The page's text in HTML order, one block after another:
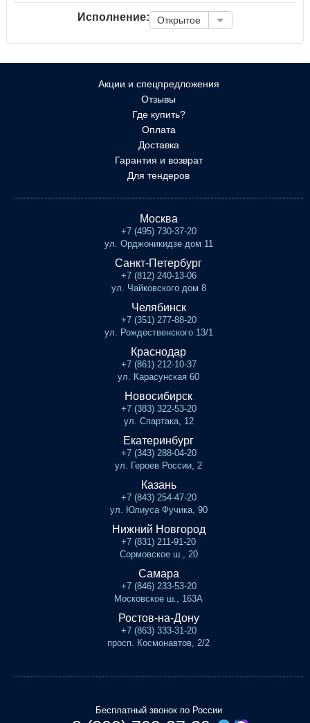
Исполнение: Открытое
Акции и спецпредложения
Отзывы
Где купить?
Оплата
Доставка
Гарантия и возврат
Для тендеров
Москва
+7 (495) 730-37-20
ул. Орджоникидзе дом 11
Санкт-Петербург
+7 (812) 240-13-06
ул. Чайковского дом 8
Челябинск
+7 (351) 277-88-20
ул. Рождественского 13/1
Краснодар
+7 (861) 212-10-37
ул. Карасунская 60
Новосибирск
+7 (383) 322-53-20
ул. Спартака, 12
Екатеринбург
+7 (343) 288-04-20
ул. Героев России, 2
Казань
+7 (843) 254-47-20
ул. Юлиуса Фучика, 90
Нижний Новгород
+7 (831) 211-91-20
Сормовское ш., 20
Самара
+7 (846) 233-53-20
Московское ш., 163А
Ростов-на-Дону
+7 (863) 333-31-20
просп. Космонавтов, 2/2
Бесплатный звонок по России